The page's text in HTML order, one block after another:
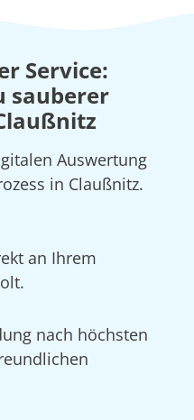
Service:
sauberer
Auswertung
in Claußnitz.
an Ihrem
nach höchsten